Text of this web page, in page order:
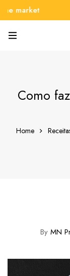
Como
Home
By MN